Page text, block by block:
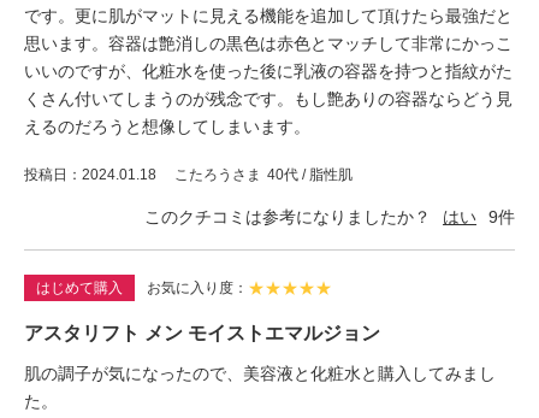
です。更に肌がマットに見える機能を追加して頂けたら最強だと
思います。容器は艶消しの黒色は赤色とマッチして非常にかっこ
いいのですが、化粧水を使った後に乳液の容器を持つと指紋がた
くさん付いてしまうのが残念です。もし艶ありの容器ならどう見
えるのだろうと想像してしまいます。
投稿日 2024.01.18 こたろうさま 40代 / 脂性肌
このクチコミは参考になりましたか？ はい 9件
はじめて購入 お気に入り度 ★★★★★
アスタリフト メン モイストエマルジョン
肌の調子が気になったので、美容液と化粧水と購入してみまし
た。